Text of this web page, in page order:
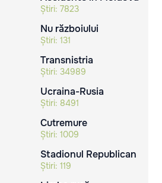
Știri: 7823
Nu războiului
Știri: 131
Transnistria
Știri: 34989
Ucraina-Rusia
Știri: 8491
Cutremure
Știri: 1009
Stadionul Republican
Știri: 119